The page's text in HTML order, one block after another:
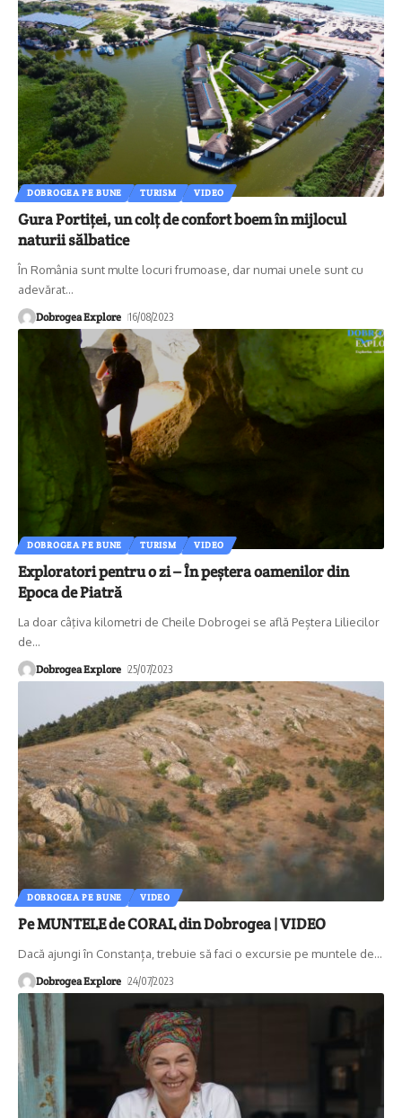
DOBROGEA PE BUNE TURISM VIDEO
Gura Portiței, un colț de confort boem în mijlocul
naturii sălbatice
În România sunt multe locuri frumoase, dar numai unele sunt cu
adevărat…
Dobrogea Explore 16/08/2023
DOBROGEA PE BUNE TURISM VIDEO
Exploratori pentru o zi – În peștera oamenilor din
Epoca de Piatră
La doar câţiva kilometri de Cheile Dobrogei se află Peștera Liliecilor
de…
Dobrogea Explore 25/07/2023
DOBROGEA PE BUNE VIDEO
Pe MUNTELE de CORAL din Dobrogea | VIDEO
Dacă ajungi în Constanța, trebuie să faci o excursie pe muntele de…
Dobrogea Explore 24/07/2023